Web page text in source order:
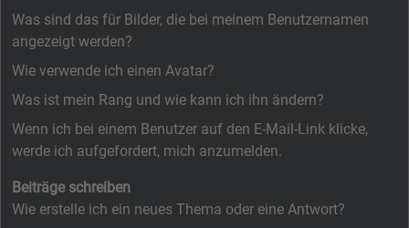
Was sind das für Bilder, die bei meinem Benutzernamen
angezeigt werden?
Wie verwende ich einen Avatar?
Was ist mein Rang und wie kann ich ihn ändern?
Wenn ich bei einem Benutzer auf den E-Mail-Link klicke,
werde ich aufgefordert, mich anzumelden.
Beiträge schreiben
Wie erstelle ich ein neues Thema oder eine Antwort?